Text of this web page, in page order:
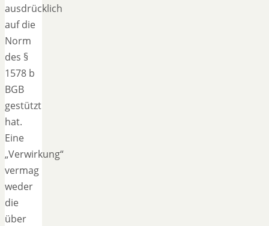
ausdrücklich
auf die
Norm
des §
1578 b
BGB
gestützt
hat.
Eine
„Verwirkung“
vermag
weder
die
über